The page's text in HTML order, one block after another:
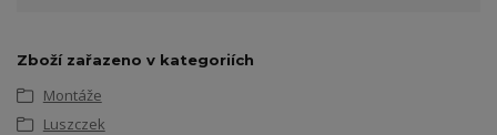
Zboží zařazeno v kategoriích
Montáže
Luszczek